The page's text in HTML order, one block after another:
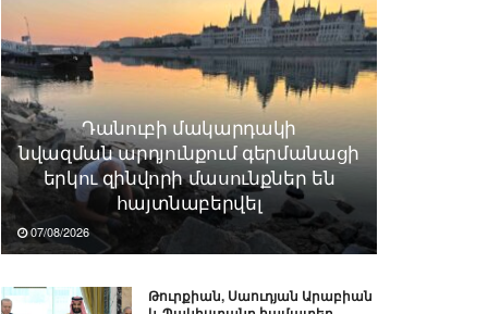
Դանուբի մակարդակի
նվազման արդյունքում գերմանացի
երկու զինվորի մասունքներ են
հայտնաբերվել
07/08/2026
Թուրքիան, Սաուդյան Արաբիան